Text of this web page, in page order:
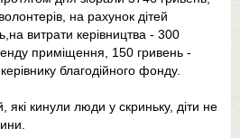
на рахунок дітей
витрати керівництва - 300
приміщення, 150 гривень -
благодійного фонду.
які кинули люди у скриньку, діти не